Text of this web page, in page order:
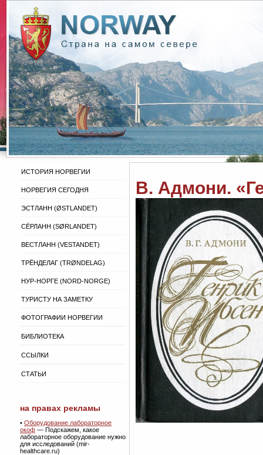
ИСТОРИЯ НОРВЕГИИ
НОРВЕГИЯ СЕГОДНЯ
ЭСТЛАНН (ØSTLANDET)
СЁРЛАНН (SØRLANDET)
ВЕСТЛАНН (VESTANDET)
ТРЁНДЕЛАГ (TRØNDELAG)
НУР-НОРГЕ (NORD-NORGE)
ТУРИСТУ НА ЗАМЕТКУ
ФОТОГРАФИИ НОРВЕГИИ
БИБЛИОТЕКА
ССЫЛКИ
СТАТЬИ
на правах рекламы
• Оборудование лабораторное
окоф — Подскажем, какое
лабораторное оборудование нужно
для исследований (mir-
healthcare.ru)
В. Адмони.